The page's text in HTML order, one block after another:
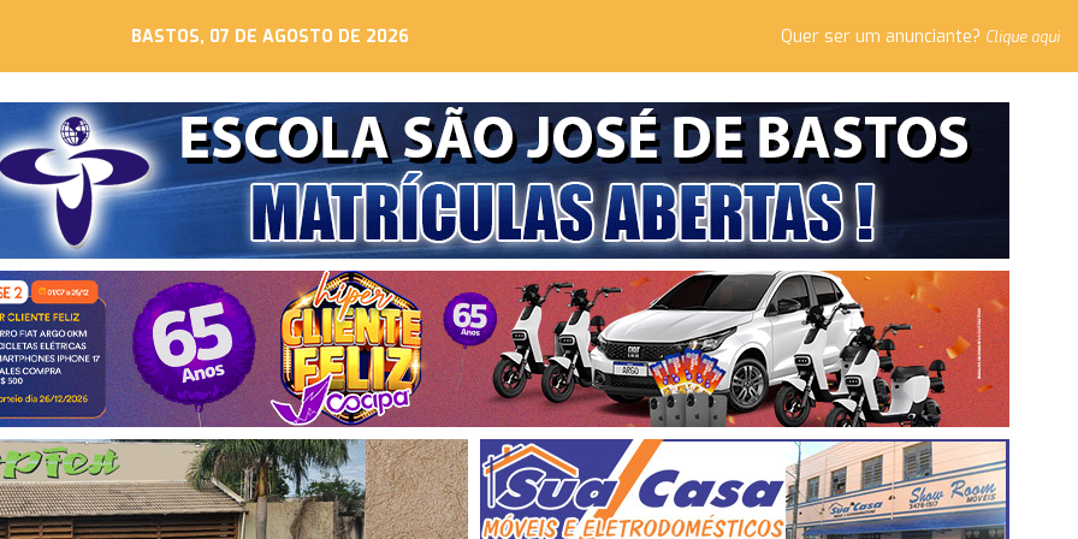
BASTOS, 07 DE AGOSTO DE 2026 Quer ser um anunciante? Clique aqui